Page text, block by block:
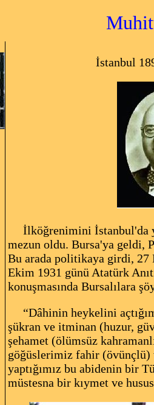
Muhittin
İstanbul 1896 -
İlköğrenimini İstanbul'da
mezun oldu. Bursa'ya geldi,
Bu arada politikaya girdi, 27
Ekim 1931 günü Atatürk
konuşmasında Bursalılara
“Dâhinin heykelini
şükran ve itminan (huzur,
şehamet (ölümsüz
göğüslerimiz fahir
yaptığımız bu abidenin bir
müstesna bir kıymet ve